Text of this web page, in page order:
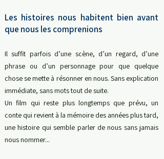
Les histoires nous habitent bien avant
que nous les comprenions
Il suffit parfois d’une scène, d’un regard, d’une
phrase ou d’un personnage pour que quelque
chose se mette à résonner en nous. Sans explication
immédiate, sans mots tout de suite.
Un film qui reste plus longtemps que prévu, un
conte qui revient à la mémoire des années plus tard,
une histoire qui semble parler de nous sans jamais
nous nommer...